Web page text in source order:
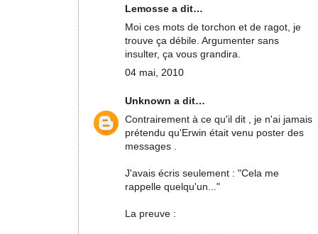
Lemosse a dit…
Moi ces mots de torchon et de ragot, je
trouve ça débile. Argumenter sans
insulter, ça vous grandira.
04 mai, 2010
Unknown a dit…
Contrairement à ce qu'il dit , je n'ai jamais
prétendu qu'Erwin était venu poster des
messages .
J'avais écris seulement : "Cela me
rappelle quelqu'un..."
La preuve :